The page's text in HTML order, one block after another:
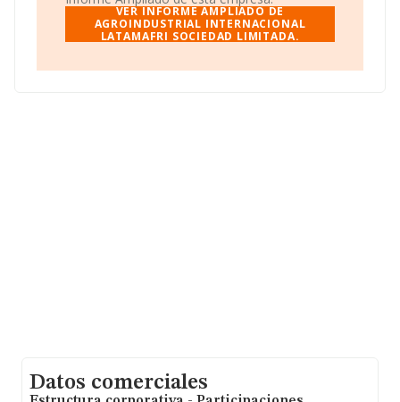
La empresa españolaAgroindustrial Internacional
Latamafri Sociedad Limitada, con CIF B04870440,
está situada en Avenida Federico Garcia Lorca núm. 47
VER INFORME AMPLIADO DE
AGROINDUSTRIAL INTERNACIONAL
LATAMAFRI SOCIEDAD LIMITADA.
Datos comerciales